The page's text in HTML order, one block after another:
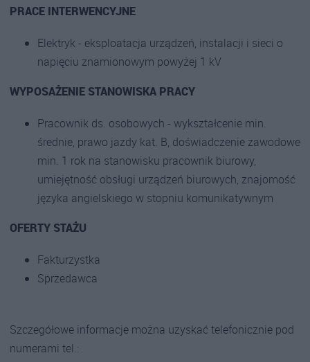
PRACE INTERWENCYJNE
Elektryk - eksploatacja urządzeń, instalacji i sieci o
napięciu znamionowym powyżej 1 kV
WYPOSAŻENIE STANOWISKA PRACY
Pracownik ds. osobowych - wykształcenie min.
średnie, prawo jazdy kat. B, doświadczenie zawodowe
min. 1 rok na stanowisku pracownik biurowy,
umiejętność obsługi urządzeń biurowych, znajomość
języka angielskiego w stopniu komunikatywnym
OFERTY STAŻU
Fakturzystka
Sprzedawca
Szczegółowe informacje można uzyskać telefonicznie pod
numerami tel.: